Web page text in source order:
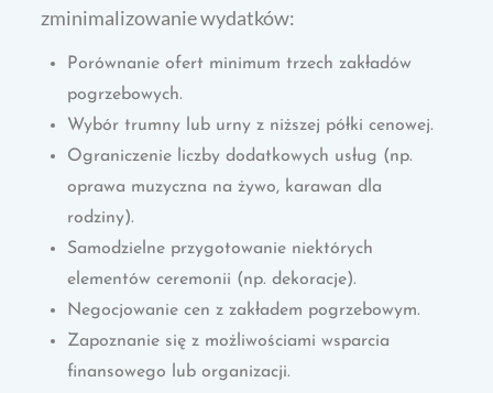
zminimalizowanie wydatków:
Porównanie ofert minimum trzech zakładów
pogrzebowych.
Wybór trumny lub urny z niższej półki cenowej.
Ograniczenie liczby dodatkowych usług (np.
oprawa muzyczna na żywo, karawan dla
rodziny).
Samodzielne przygotowanie niektórych
elementów ceremonii (np. dekoracje).
Negocjowanie cen z zakładem pogrzebowym.
Zapoznanie się z możliwościami wsparcia
finansowego lub organizacji.